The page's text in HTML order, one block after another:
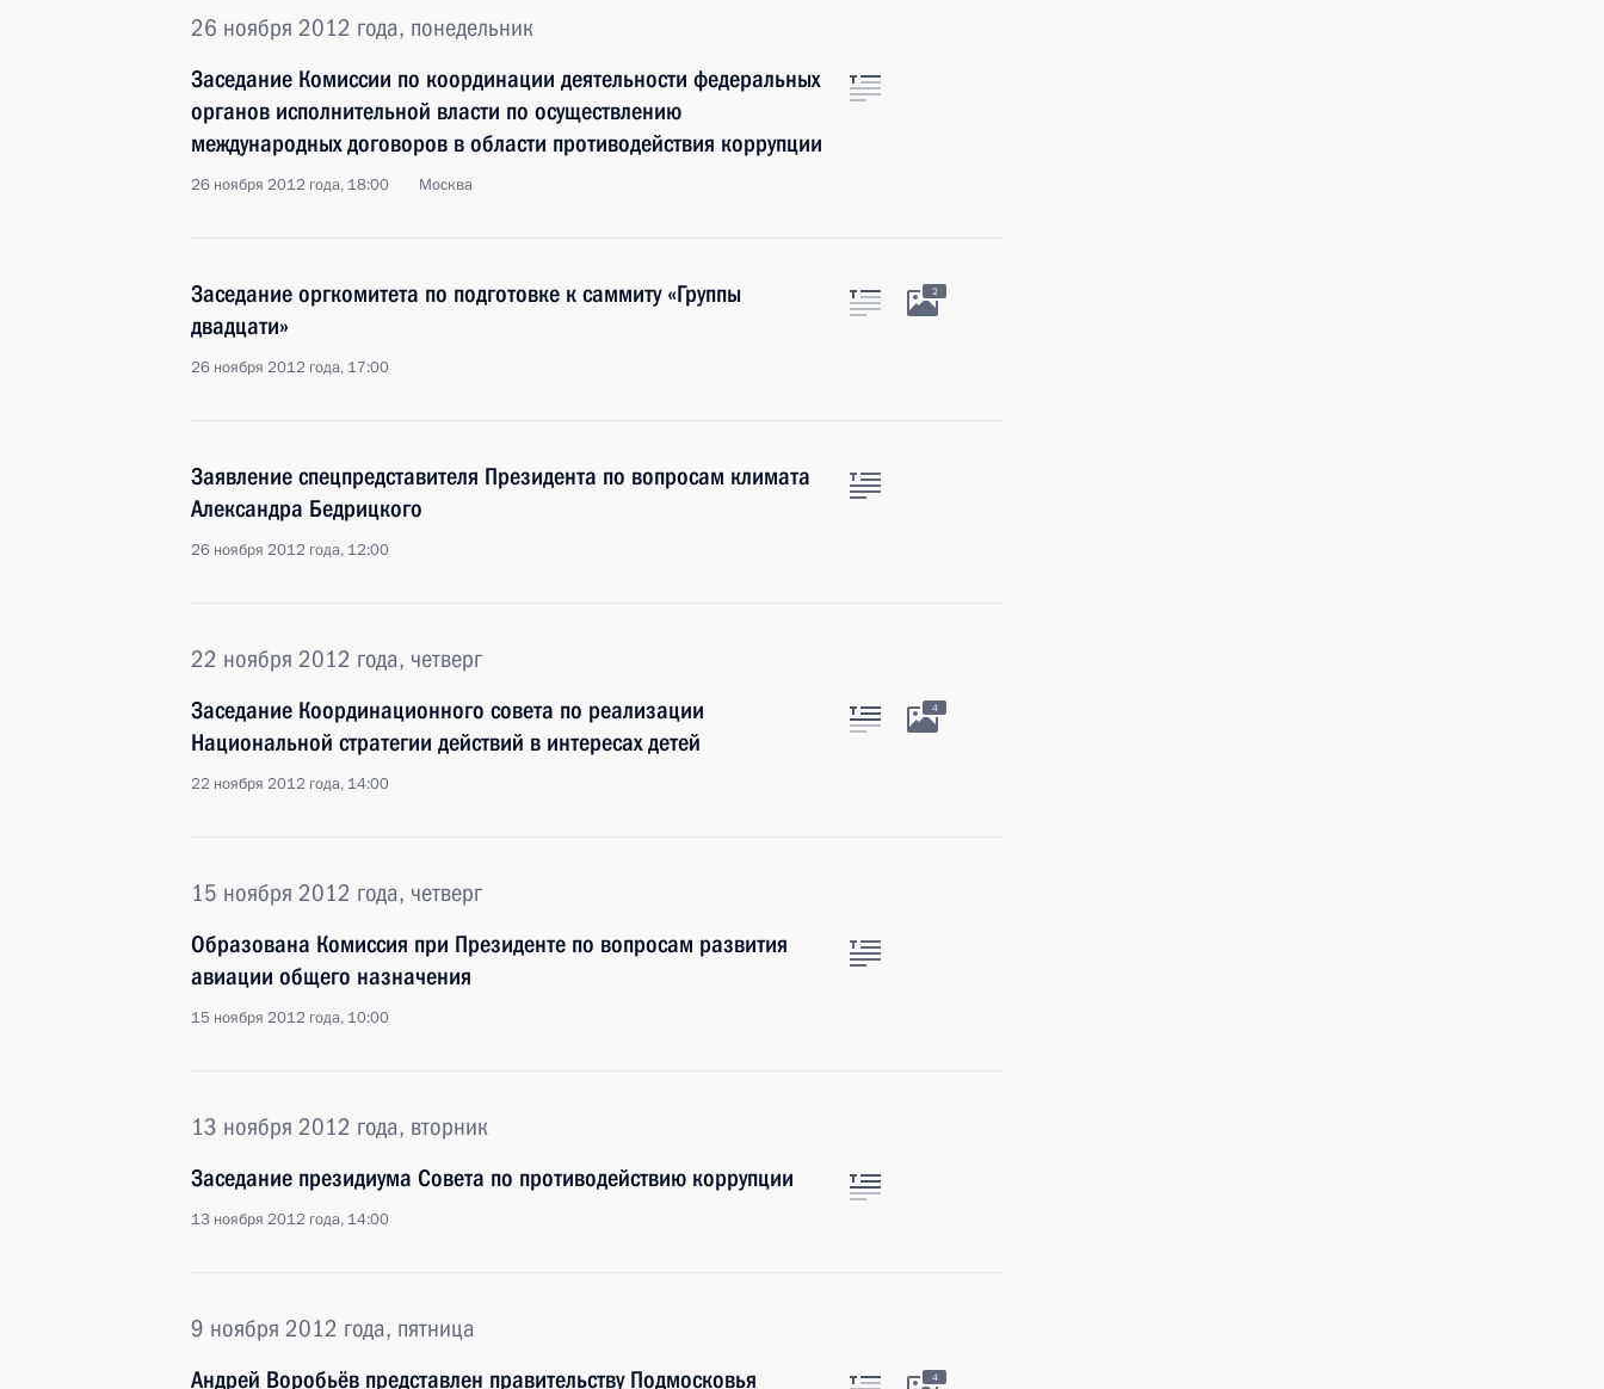
26 ноября 2012 года, понедельник
Заседание Комиссии по координации деятельности федеральных
органов исполнительной власти по осуществлению
международных договоров в области противодействия коррупции
26 ноября 2012 года, 18:00 Москва
Заседание оргкомитета по подготовке к саммиту «Группы
двадцати»
26 ноября 2012 года, 17:00
2
Заявление спецпредставителя Президента по вопросам климата
Александра Бедрицкого
26 ноября 2012 года, 12:00
22 ноября 2012 года, четверг
Заседание Координационного совета по реализации
Национальной стратегии действий в интересах детей
22 ноября 2012 года, 14:00
4
15 ноября 2012 года, четверг
Образована Комиссия при Президенте по вопросам развития
авиации общего назначения
15 ноября 2012 года, 10:00
13 ноября 2012 года, вторник
Заседание президиума Совета по противодействию коррупции
13 ноября 2012 года, 14:00
9 ноября 2012 года, пятница
Андрей Воробьёв представлен правительству Подмосковья
4